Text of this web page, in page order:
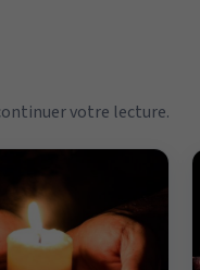
votre lecture.